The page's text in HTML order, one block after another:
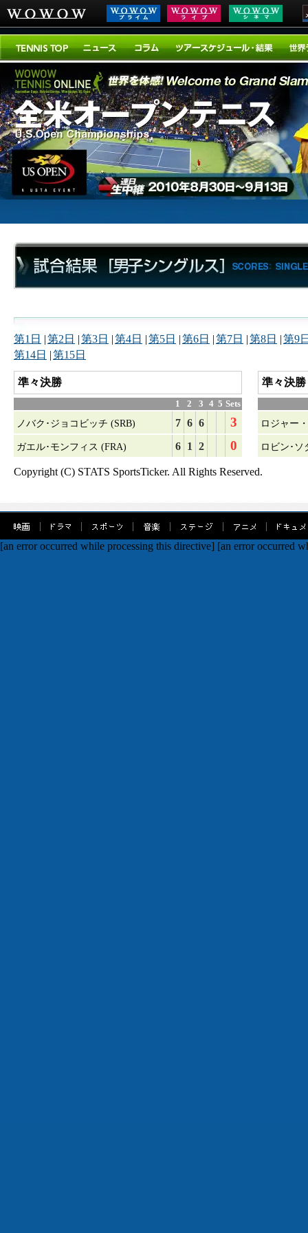
第1日 |第2日 |第3日 |第4日 |第5日 |第6日 |第7日 |第8日 |第9
第14日 |第15日
準々決勝
1 2 3 4 5 Sets
ノバク･ジョコビッチ (SRB) 7 6 6 3
ガエル･モンフィス (FRA) 6 1 2 0
準々決勝
ロジャー
ロビン･ソ
Copyright (C) STATS SportsTicker. All Rights Reserved.
[an error occurred while processing this directive] [an error occurred